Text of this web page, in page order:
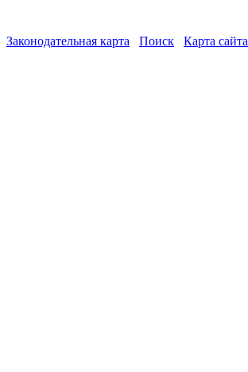
Законодательная карта Поиск Карта сайта